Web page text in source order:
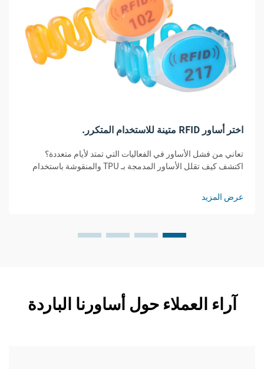
اختر أساور RFID متينة للاستخدام المتكرر.
تعاني من فشل الأساور في الفعاليات التي تمتد لأيام متعددة؟
اكتشف كيف تقلل الأساور المدمجة بـ TPU والمنقوشة باستخدام
القراءة. احصل على الدليل الشامل حول المتانة.
عرض المزيد
آراء العملاء حول أساورنا الباردة